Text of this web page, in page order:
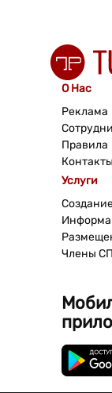
О Нас
Реклама
Правила
Контакты
Услуги
Члены